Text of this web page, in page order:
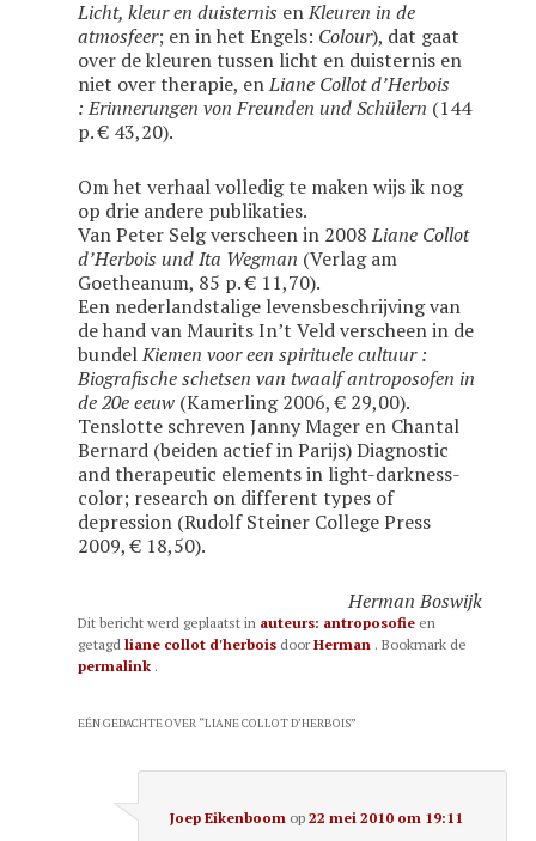
Licht, kleur en duisternis enKleuren in de
atmosfeer; en in het Engels: Colour), dat gaat
over de kleuren tussen licht en duisternis en
niet over therapie, enLiane Collot d’Herbois
: Erinnerungen von Freunden und Schülern (144
p. € 43,20).
Om het verhaal volledig te maken wijs ik nog
op drie andere publikaties.
Van Peter Selg verscheen in 2008Liane Collot
d’Herbois und Ita Wegman (Verlag am
Goetheanum, 85 p. € 11,70).
Een nederlandstalige levensbeschrijving van
de hand van Maurits In’t Veld verscheen in de
bundelKiemen voor een spirituele cultuur :
Biografische schetsen van twaalf antroposofen in
de 20e eeuw (Kamerling 2006, € 29,00).
Tenslotte schreven Janny Mager en Chantal
Bernard (beiden actief in Parijs) Diagnostic
and therapeutic elements in light-darkness-
color; research on different types of
depression (Rudolf Steiner College Press
2009, € 18,50).
Herman Boswijk
Dit bericht werd geplaatst in auteurs: antroposofie en
getagdliane collot d'herbois doorHerman . Bookmark de
permalink .
EÉN GEDACHTE OVER “LIANE COLLOT D’HERBOIS”
Joep Eikenboom op22 mei 2010 om 19:11